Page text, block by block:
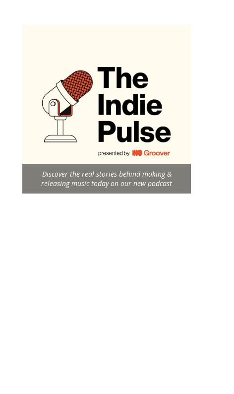
Discover the real stories behind making &
releasing music today on our new podcast